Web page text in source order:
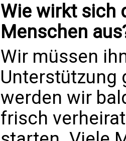
Wie wirkt sich
Menschen
Wir müssen
Unterstützung
werden wir
frisch